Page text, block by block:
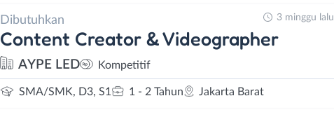
Dibutuhkan
Content Creator & Videographer
AYPE LED Kompetitif
SMA/SMK, D3, S1 1 - 2 Tahun Jakarta Barat
3 minggu lalu